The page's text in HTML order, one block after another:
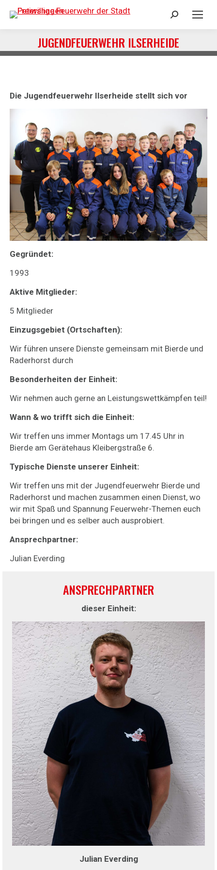
Search:
JUGENDFEUERWEHR ILSERHEIDE
Sie befinden sich hier:
Die Jugendfeuerwehr Ilserheide stellt sich vor
Gegründet:
1993
Aktive Mitglieder:
5 Mitglieder
Einzugsgebiet (Ortschaften):
Wir führen unsere Dienste gemeinsam mit Bierde und
Raderhorst durch
Besonderheiten der Einheit:
Wir nehmen auch gerne an Leistungswettkämpfen teil!
Wann & wo trifft sich die Einheit:
Wir treffen uns immer Montags um 17.45 Uhr in
Bierde am Gerätehaus Kleibergstraße 6.
Typische Dienste unserer Einheit:
Wir treffen uns mit der Jugendfeuerwehr Bierde und
Raderhorst und machen zusammen einen Dienst, wo
wir mit Spaß und Spannung Feuerwehr-Themen euch
bei bringen und es selber auch ausprobiert.
Ansprechpartner:
Julian Everding
ANSPRECHPARTNER
dieser Einheit:
Julian Everding